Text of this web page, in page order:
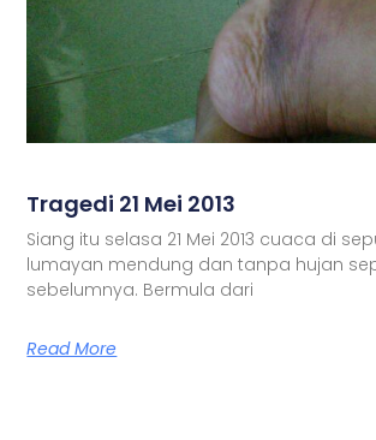
Tragedi 21 Mei 2013
Siang itu selasa 21 Mei 2013 cuaca di
lumayan mendung dan tanpa hujan
sebelumnya. Bermula dari
Read More